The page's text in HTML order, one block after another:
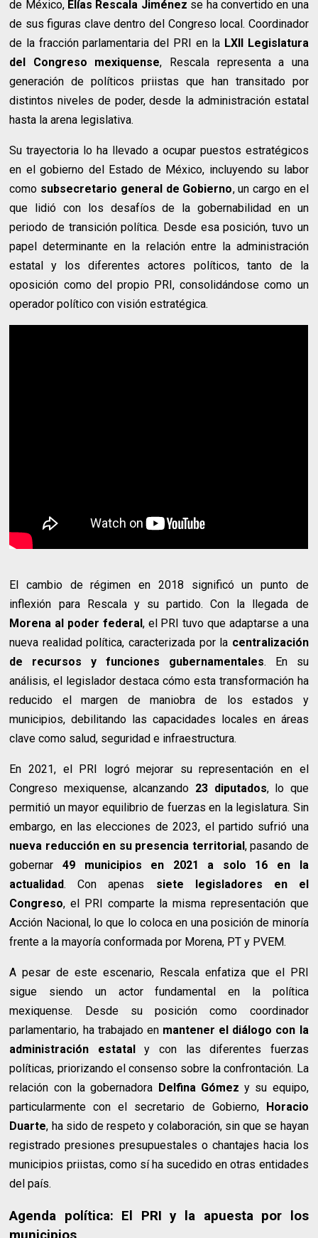
de México, Elías Rescala Jiménez se ha convertido en una
de sus figuras clave dentro del Congreso local. Coordinador
de la fracción parlamentaria del PRI en la LXII Legislatura
del Congreso mexiquense, Rescala representa a una
generación de políticos priistas que han transitado por
distintos niveles de poder, desde la administración estatal
hasta la arena legislativa.
Su trayectoria lo ha llevado a ocupar puestos estratégicos
en el gobierno del Estado de México, incluyendo su labor
como subsecretario general de Gobierno, un cargo en el
que lidió con los desafíos de la gobernabilidad en un
periodo de transición política. Desde esa posición, tuvo un
papel determinante en la relación entre la administración
estatal y los diferentes actores políticos, tanto de la
oposición como del propio PRI, consolidándose como un
operador político con visión estratégica.
El cambio de régimen en 2018 significó un punto de
inflexión para Rescala y su partido. Con la llegada de
Morena al poder federal, el PRI tuvo que adaptarse a una
nueva realidad política, caracterizada por la centralización
de recursos y funciones gubernamentales. En su
análisis, el legislador destaca cómo esta transformación ha
reducido el margen de maniobra de los estados y
municipios, debilitando las capacidades locales en áreas
clave como salud, seguridad e infraestructura.
En 2021, el PRI logró mejorar su representación en el
Congreso mexiquense, alcanzando 23 diputados, lo que
permitió un mayor equilibrio de fuerzas en la legislatura. Sin
embargo, en las elecciones de 2023, el partido sufrió una
nueva reducción en su presencia territorial, pasando de
gobernar49 municipios en 2021 a solo 16 en la
actualidad. Con apenas siete legisladores en el
Congreso, el PRI comparte la misma representación que
Acción Nacional, lo que lo coloca en una posición de minoría
frente a la mayoría conformada por Morena, PT y PVEM.
A pesar de este escenario, Rescala enfatiza que el PRI
sigue siendo un actor fundamental en la política
mexiquense. Desde su posición como coordinador
parlamentario, ha trabajado en mantener el diálogo con la
administración estataly con las diferentes fuerzas
políticas, priorizando el consenso sobre la confrontación. La
relación con la gobernadora Delfina Gómez y su equipo,
particularmente con el secretario de Gobierno, Horacio
Duarte, ha sido de respeto y colaboración, sin que se hayan
registrado presiones presupuestales o chantajes hacia los
municipios priistas, como sí ha sucedido en otras entidades
del país.
Agenda política: El PRI y la apuesta por los
municipios